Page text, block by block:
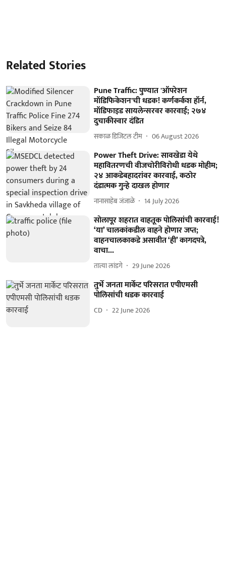
Related Stories
Pune Traffic: पुण्यात 'ऑपरेशन
मॉडिफिकेशन'ची धडक! कर्णकर्कश हॉर्न,
मॉडिफाइड सायलेन्सरवर कारवाई; २७४
दुचाकीस्वार दंडित
सकाळ डिजिटल टीम 06 August 2026
Power Theft Drive: सावखेडा येथे
महावितरणची वीजचोरीविरोधी धडक मोहीम;
२४ आकडेबहादरांवर कारवाई, कठोर
दंडात्मक गुन्हे दाखल होणार
नानासाहेब जंजाळे 14 July 2026
सोलापूर शहरात वाहतूक पोलिसांची कारवाई!
‘या’ चालकांकडील वाहने होणार जप्त;
वाहनचालकाकडे असावीत ‘ही’ कागदपत्रे,
वाचा...
तात्या लांडगे 29 June 2026
तुर्भे जनता मार्केट परिसरात एपीएमसी
पोलिसांची धडक कारवाई
CD 22 June 2026